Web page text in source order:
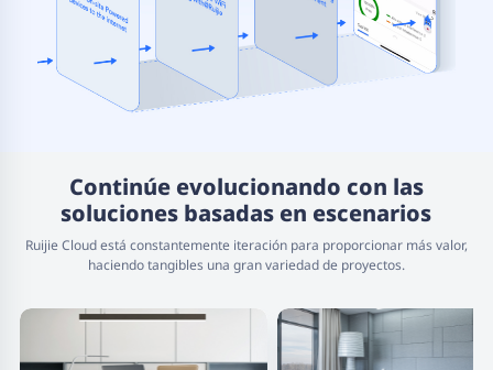
Continúe evolucionando con las
soluciones basadas en escenarios
Ruijie Cloud está constantemente iteración para proporcionar más valor,
haciendo tangibles una gran variedad de proyectos.